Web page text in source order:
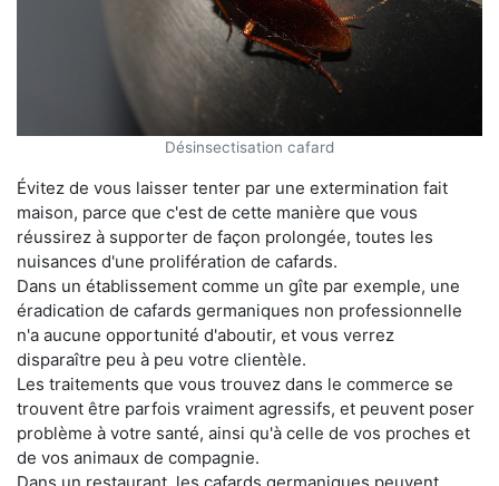
Désinsectisation cafard
Évitez de vous laisser tenter par une extermination fait
maison, parce que c'est de cette manière que vous
réussirez à supporter de façon prolongée, toutes les
nuisances d'une prolifération de cafards.
Dans un établissement comme un gîte par exemple, une
éradication de cafards germaniques non professionnelle
n'a aucune opportunité d'aboutir, et vous verrez
disparaître peu à peu votre clientèle.
Les traitements que vous trouvez dans le commerce se
trouvent être parfois vraiment agressifs, et peuvent poser
problème à votre santé, ainsi qu'à celle de vos proches et
de vos animaux de compagnie.